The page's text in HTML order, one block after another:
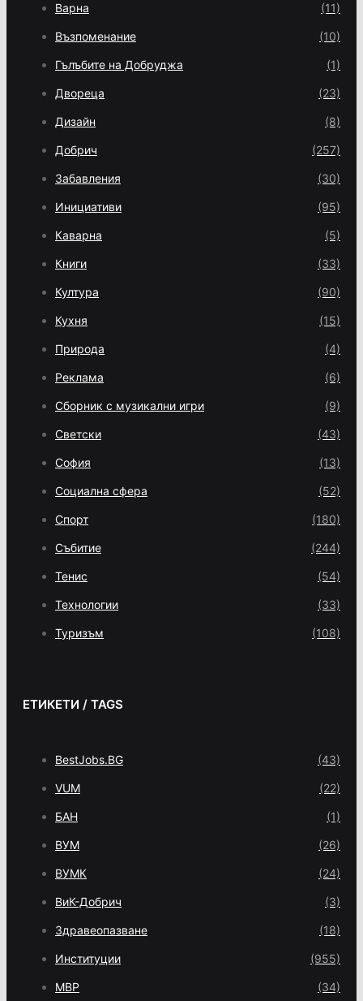
Варна (11)
Възпоменание (10)
Гълъбите на Добруджа (1)
Двореца (23)
Дизайн (8)
Добрич (257)
Забавления (30)
Инициативи (95)
Каварна (5)
Книги (33)
Култура (90)
Кухня (15)
Природа (4)
Реклама (6)
Сборник с музикални игри (9)
Светски (43)
София (13)
Социална сфера (52)
Спорт (180)
Събитие (244)
Тенис (54)
Технологии (33)
Туризъм (108)
ЕТИКЕТИ / TAGS
BestJobs.BG (43)
VUM (22)
БАН (1)
ВУМ (26)
ВУМК (24)
ВиК-Добрич (3)
Здравеопазване (18)
Институции (955)
МВР (34)